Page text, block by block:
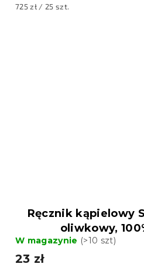
Cena
725 zł / 25 szt.
Ręcznik kąpielowy
oliwkowy,
W magazynie (>10 szt)
23 zł